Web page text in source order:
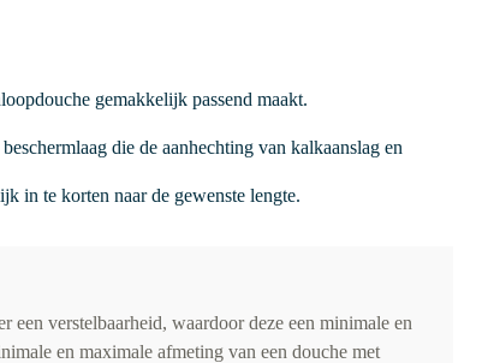
gemakkelijk passend maakt.
die de aanhechting van kalkaanslag en
in te korten naar de gewenste lengte.
een verstelbaarheid, waardoor deze een minimale en
en maximale afmeting van een douche met